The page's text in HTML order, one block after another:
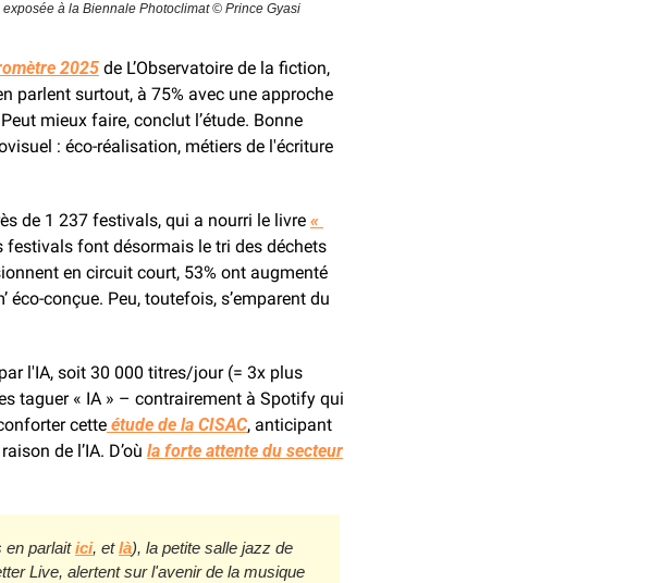
à la Biennale Photoclimat © Prince Gyasi
2025 de L’Observatoire de la fiction,
parlent surtout, à 75% avec une approche
mieux faire, conclut l’étude. Bonne
: éco-réalisation, métiers de l'écriture
de 1 237 festivals, qui a nourri le livre «
festivals font désormais le tri des déchets
en circuit court, 53% ont augmenté
conçue. Peu, toutefois, s’emparent du
l'IA, soit 30 000 titres/jour (= 3x plus
taguer « IA » – contrairement à Spotify qui
cette étude de la CISAC, anticipant
de l’IA. D’où la forte attente du secteur
en parlait ici, et là), la petite salle jazz de
Live, alertent sur l'avenir de la musique